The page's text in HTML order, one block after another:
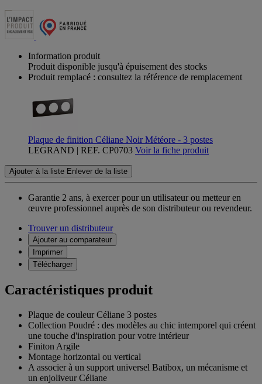
Information produit
Produit disponible jusqu'à épuisement des stocks
Produit remplacé : consultez la référence de remplacement
Plaque de finition Céliane Noir Météore - 3 postes
LEGRAND | REF. CP0703 Voir la fiche produit
Ajouter à la liste Enlever de la liste
Garantie 2 ans, à exercer pour un utilisateur ou metteur en
œuvre professionnel auprès de son distributeur ou revendeur.
Trouver un distributeur
Ajouter au comparateur
Imprimer
Télécharger
Caractéristiques produit
Plaque de couleur Céliane 3 postes
Collection Poudré : des modèles au chic intemporel qui créent
une touche d'inspiration pour votre intérieur
Finiton Argile
Montage horizontal ou vertical
A associer à un support universel Batibox, un mécanisme et
un enjoliveur Céliane